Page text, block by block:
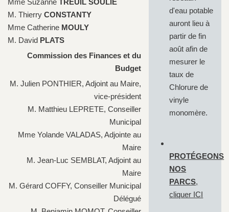
Mme Suzanne TREUIL SOULIE
M. Thierry CONSTANTY
Mme Catherine MOULY
M. David PLATS
Commission des Finances et du
Budget
M. Julien PONTHIER, Adjoint au Maire,
vice-président
M. Matthieu LEPRETE, Conseiller
Municipal
Mme Yolande VALADAS, Adjointe au
Maire
M. Jean-Luc SEMBLAT, Adjoint au
Maire
M. Gérard COFFY, Conseiller Municipal
Délégué
d'eau potable
auront lieu à
partir de fin
août afin de
mesurer le
taux de
Chlorure de
vinyle
monomère.
PROTÉGEONS
NOS
PARCS,
cliquer ICI